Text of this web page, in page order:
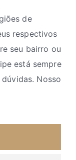
de
respectivos
seu bairro ou
está sempre
Nosso